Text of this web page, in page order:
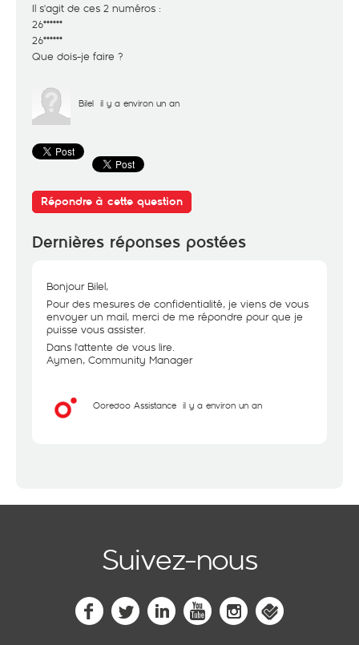
Il s'agit de ces 2 numéros :
26******
26******
Que dois-je faire ?
Bilel il y a environ un an
Répondre à cette question
Dernières réponses postées
Bonjour Bilel,
Pour des mesures de confidentialité, je viens de vous
envoyer un mail, merci de me répondre pour que je
puisse vous assister.
Dans l'attente de vous lire.
Aymen, Community Manager
Ooredoo Assistance il y a environ un an
Suivez-nous